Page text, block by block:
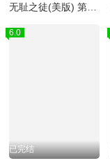
6.0
已完结